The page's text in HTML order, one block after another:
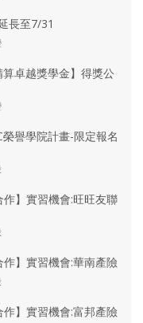
長至7/31
卓越獎學金】得獎公
譽學院計畫-限定報名
】實習機會:旺旺友聯
】實習機會:華南產險
】實習機會:富邦產險